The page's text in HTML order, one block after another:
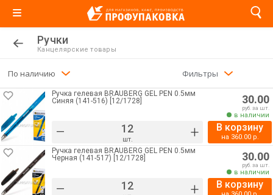
Ручки
Канцелярские товары
По наличию Фильтры
Ручка гелевая BRAUBERG GEL PEN 0.5мм
Синяя (141-516) [12/1728]
– шт. +
30.00
руб. за шт.
в наличии
В корзину
на 360.00р.
Ручка гелевая BRAUBERG GEL PEN 0.5мм
Черная (141-517) [12/1728]
– +
30.00
руб. за шт.
в наличии
В корзину